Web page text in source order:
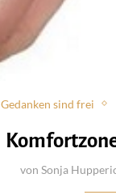
Gedanken sind frei
vonSonja